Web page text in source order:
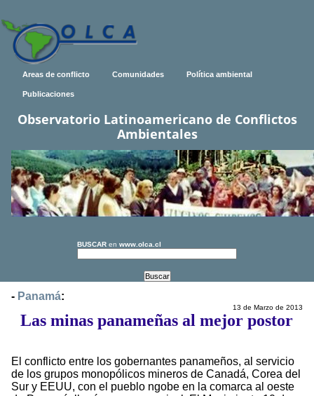
Areas de conflicto Comunidades Política ambiental
Publicaciones
Observatorio Latinoamericano de Conflictos
Ambientales
BUSCAR en www.olca.cl
- Panamá:
13 de Marzo de 2013
Las minas panameñas al mejor postor
El conflicto entre los gobernantes panameños, al servicio
de los grupos monopólicos mineros de Canadá, Corea del
Sur y EEUU, con el pueblo ngobe en la comarca al oeste